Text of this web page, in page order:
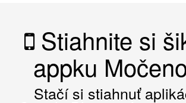
Stiahnite si
appku
Stačí si stiahnuť